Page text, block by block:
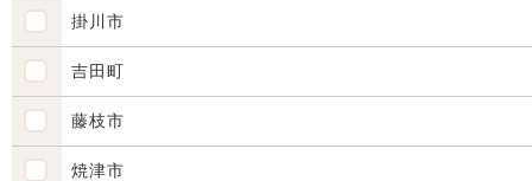
掛川市
吉田町
藤枝市
焼津市